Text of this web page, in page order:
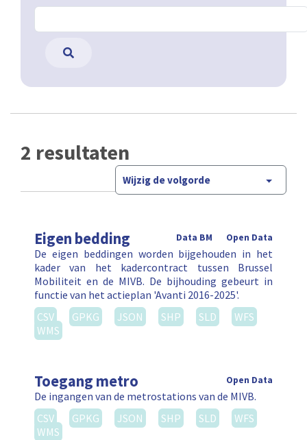
2 resultaten
Wijzig de volgorde
Eigen bedding Open Data
Data BM
De eigen beddingen worden bijgehouden in het
kader van het kadercontract tussen Brussel
Mobiliteit en de MIVB. De bijhouding gebeurt in
functie van het actieplan 'Avanti 2016-2025'.
CSV
GPKG JSON SHP SLD
WFS
WMS
Toegang metro Open Data
De ingangen van de metrostations van de MIVB.
CSV
GPKG JSON SHP SLD
WFS
WMS